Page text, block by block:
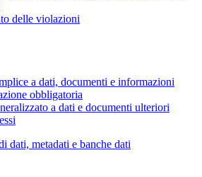
delle violazioni
a dati, documenti e informazioni
obbligatoria
a dati e documenti ulteriori
dati, metadati e banche dati